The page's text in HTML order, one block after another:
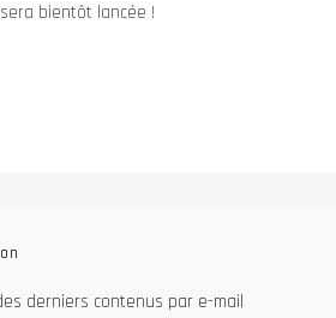
bientôt lancée !
derniers contenus par e-mail